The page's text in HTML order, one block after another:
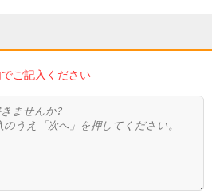
ご記入ください